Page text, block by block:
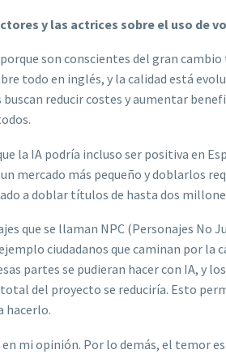
y las actrices sobre el uso de
son conscientes del gran
todo en inglés, y la calidad está
reducir costes y aumentar
la IA podría incluso ser positiva en
mercado más pequeño y doblarlos
a doblar títulos de hasta dos
que se llaman NPC (Personajes No
ciudadanos que caminan por la
partes se pudieran hacer con IA, y
del proyecto se reduciría. Esto
hacerlo.
mi opinión. Por lo demás, el temor